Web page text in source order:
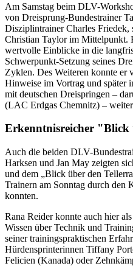
Am Samstag beim DLV-
von Dreisprung-Bundestrainer
Disziplintrainer Charles Friedek,
Christian Taylor im Mittelpunkt.
wertvolle Einblicke in die
Schwerpunkt-Setzung seines
Zyklen. Des Weiteren konnte er
Hinweise im Vortrag und später
mit deutschen Dreispringen –
(LAC Erdgas Chemnitz) –
Erkenntnisreicher "Blick
Auch die beiden DLV-
Harksen und Jan May zeigten
und dem „Blick über den
Trainern am Sonntag durch den
konnten.
Rana Reider konnte auch hier
Wissen über Technik und
seiner trainingspraktischen
Hürdensprinterinnen Tiffany
Felicien (Kanada) oder